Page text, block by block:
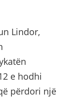
Lindor,
e hodhi
përdori një